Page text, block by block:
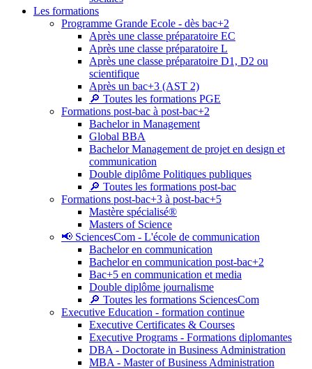
Les formations
Programme Grande Ecole - dès bac+2
Après une classe préparatoire EC
Après une classe préparatoire L
Après une classe préparatoire D1, D2 ou
scientifique
Après un bac+3 (AST 2)
🔎 Toutes les formations PGE
Formations post-bac à post-bac+2
Bachelor in Management
Global BBA
Bachelor Management de projet en design et
communication
Double diplôme Politiques publiques
🔎 Toutes les formations post-bac
Formations post-bac+3 à post-bac+5
Mastère spécialisé®
Masters of Science
📢 SciencesCom - L'école de communication
Bachelor en communication
Bachelor en communication post-bac+2
Bac+5 en communication et media
Double diplôme journalisme
🔎 Toutes les formations SciencesCom
Executive Education - formation continue
Executive Certificates & Courses
Executive Programs - Formations diplomantes
DBA - Doctorate in Business Administration
MBA - Master of Business Administration